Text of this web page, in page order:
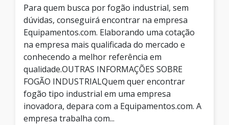
Para quem busca por fogão industrial, sem
dúvidas, conseguirá encontrar na empresa
Equipamentos.com. Elaborando uma cotação
na empresa mais qualificada do mercado e
conhecendo a melhor referência em
qualidade.OUTRAS INFORMAÇÕES SOBRE
FOGÃO INDUSTRIALQuem quer encontrar
fogão tipo industrial em uma empresa
inovadora, depara com a Equipamentos.com. A
empresa trabalha com...